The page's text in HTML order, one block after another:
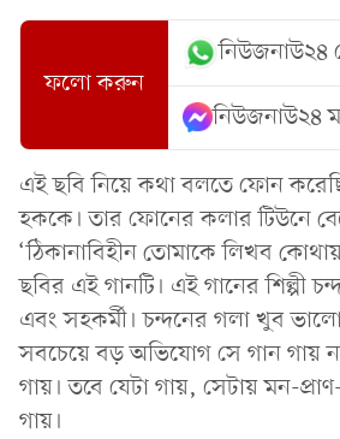
ফলো করুন
নিউজনাউ২৪
নিউজনাউ২৪
এই ছবি নিয়ে কথা বলতে ফোন
হককে। তার ফোনের কলার টিউনে
‘ঠিকানাবিহীন তোমাকে লিখব
ছবির এই গানটি। এই গানের শিল্পী
এবং সহকর্মী। চন্দনের গলা খুব
সবচেয়ে বড় অভিযোগ সে গান গায়
গায়। তবে যেটা গায়, সেটায় মন-
গায়।